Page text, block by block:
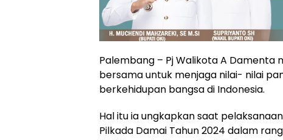
Palembang – Pj Walikota A
bersama untuk menjaga nilai- nilai
berkehidupan bangsa di Indonesia.
Hal itu ia ungkapkan saat
Pilkada Damai Tahun 2024 dalam